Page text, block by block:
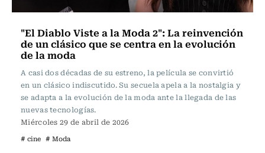
"El Diablo Viste a la Moda 2": La reinvención
de un clásico que se centra en la evolución
de la moda
A casi dos décadas de su estreno, la película se convirtió
en un clásico indiscutido. Su secuela apela a la nostalgia y
se adapta a la evolución de la moda ante la llegada de las
nuevas tecnologías.
Miércoles 29 de abril de 2026
# cine # Moda